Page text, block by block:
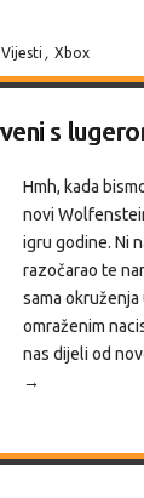
Vijesti , Xbox
s
Hmh, kada
novi
igru godine. Ni
razočarao te
sama okruženja
omraženim
nas dijeli od
→